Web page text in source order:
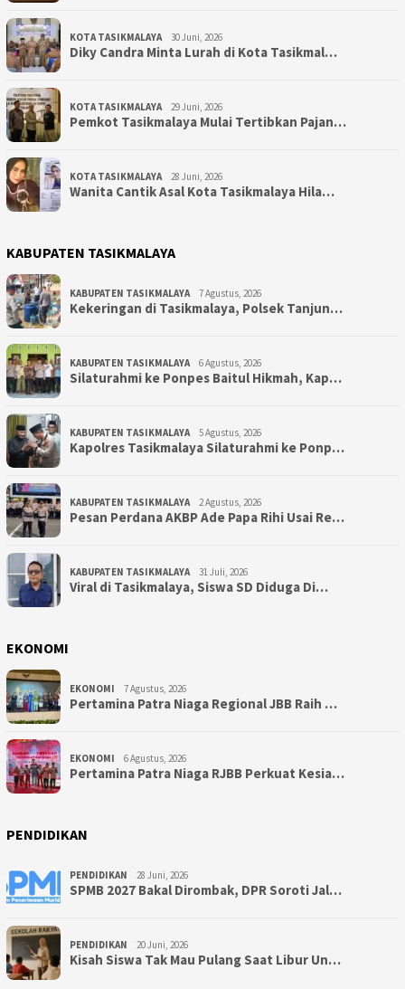
KOTA TASIKMALAYA 30 Juni, 2026
Diky Candra Minta Lurah di Kota Tasikmal…
KOTA TASIKMALAYA 29 Juni, 2026
Pemkot Tasikmalaya Mulai Tertibkan Pajan…
KOTA TASIKMALAYA 28 Juni, 2026
Wanita Cantik Asal Kota Tasikmalaya Hila…
KABUPATEN TASIKMALAYA
KABUPATEN TASIKMALAYA 7 Agustus, 2026
Kekeringan di Tasikmalaya, Polsek Tanjun…
KABUPATEN TASIKMALAYA 6 Agustus, 2026
Silaturahmi ke Ponpes Baitul Hikmah, Kap…
KABUPATEN TASIKMALAYA 5 Agustus, 2026
Kapolres Tasikmalaya Silaturahmi ke Ponp…
KABUPATEN TASIKMALAYA 2 Agustus, 2026
Pesan Perdana AKBP Ade Papa Rihi Usai Re…
KABUPATEN TASIKMALAYA 31 Juli, 2026
Viral di Tasikmalaya, Siswa SD Diduga Di…
EKONOMI
EKONOMI 7 Agustus, 2026
Pertamina Patra Niaga Regional JBB Raih …
EKONOMI 6 Agustus, 2026
Pertamina Patra Niaga RJBB Perkuat Kesia…
PENDIDIKAN
PENDIDIKAN 28 Juni, 2026
SPMB 2027 Bakal Dirombak, DPR Soroti Jal…
PENDIDIKAN 20 Juni, 2026
Kisah Siswa Tak Mau Pulang Saat Libur Un…